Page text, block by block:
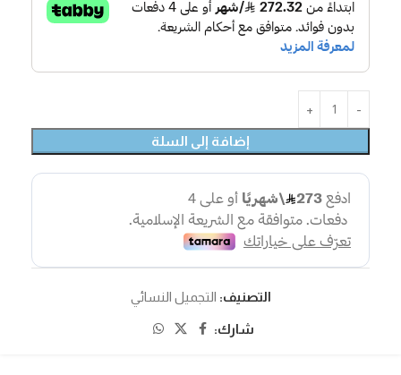
إضافة إلى السلة
التصنيف: التجميل النسائي
شارك: